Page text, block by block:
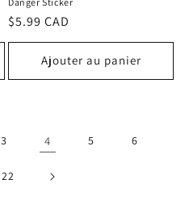
Prix
habituel
$5.99 CAD
Ajouter au panier
3 4 5 6
22